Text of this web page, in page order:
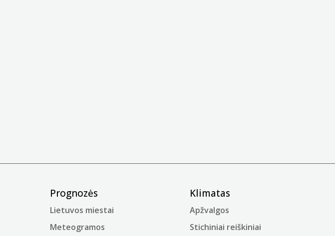
Prognozės
Lietuvos miestai
Meteogramos
Klimatas
Apžvalgos
Stichiniai reiškiniai